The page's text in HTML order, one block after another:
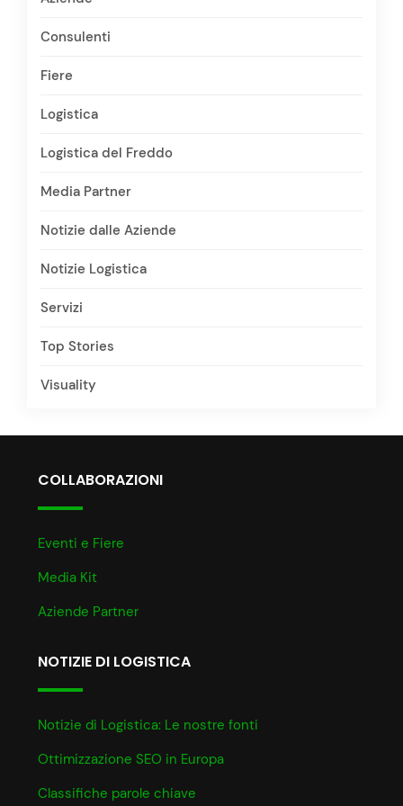
Consulenti
Fiere
Logistica
Logistica del Freddo
Media Partner
Notizie dalle Aziende
Notizie Logistica
Servizi
Top Stories
Visuality
COLLABORAZIONI
Eventi e Fiere
Media Kit
Aziende Partner
NOTIZIE DI LOGISTICA
Notizie di Logistica: Le nostre fonti
Ottimizzazione SEO in Europa
Classifiche parole chiave